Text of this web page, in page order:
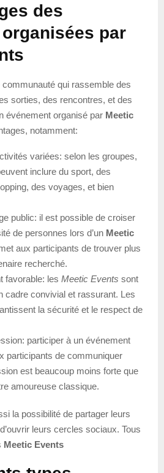
des
par
communauté qui rassemble des
sorties, des rencontres, et des
événement organisé par Meetic
notamment:
variées: selon les groupes,
inclure du sport, des
des voyages, et bien
public: il est possible de croiser
de personnes lors d’un Meetic
aux participants de trouver plus
recherché.
favorable: les Meetic Events sont
cadre convivial et rassurant. Les
la sécurité et le respect de
participer à un événement
participants de communiquer
est beaucoup moins forte que
amoureuse classique.
la possibilité de partager leurs
leurs cercles sociaux. Tous
Meetic Events